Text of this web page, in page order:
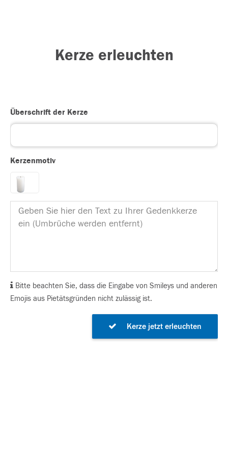
Kerze erleuchten
Überschrift der Kerze
Kerzenmotiv
Bitte beachten Sie, dass die Eingabe von Smileys und anderen
Emojis aus Pietätsgründen nicht zulässig ist.
Kerze jetzt erleuchten